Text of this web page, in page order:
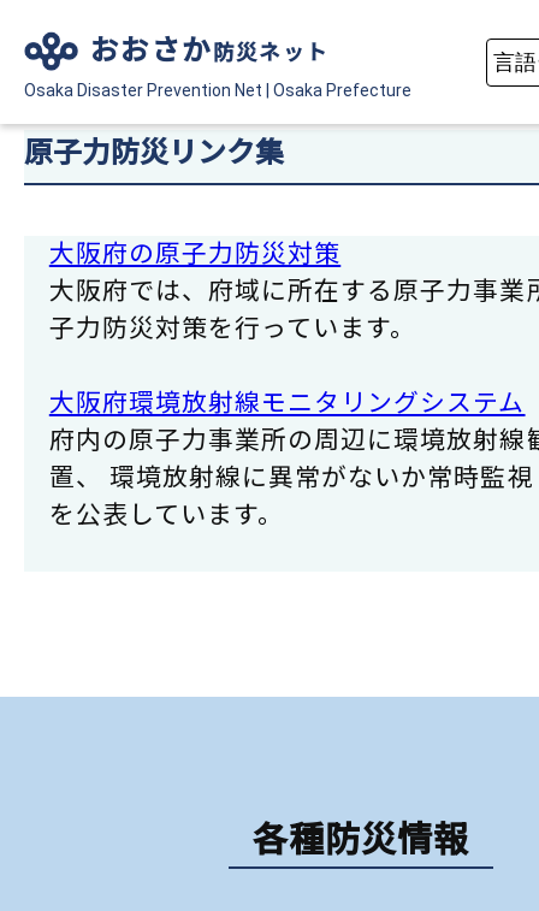
おおさか 防災ネット
Osaka Disaster Prevention Net Osaka Prefecture
原子力防災リンク集
大阪府の原子力防災対策
大阪府では、府域に所在する原子力事業
子力防災対策を行っています。
大阪府環境放射線モニタリングシステム
府内の原子力事業所の周辺に環境放射線
置、 環境放射線に異常がないか常時監
を公表しています。
各種防災情報